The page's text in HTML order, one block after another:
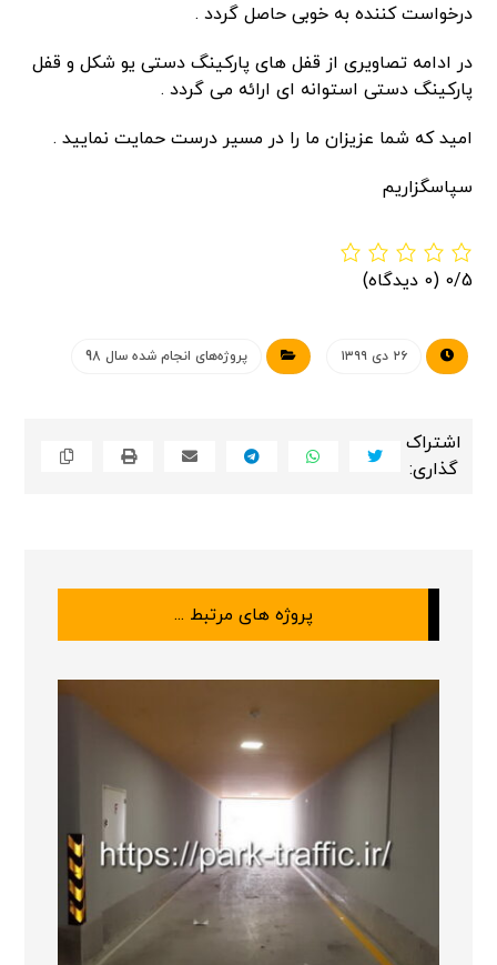
درخواست کننده به خوبی حاصل گردد .
در ادامه تصاویری از قفل های پارکینگ دستی یو شکل و قفل
پارکینگ دستی استوانه ای ارائه می گردد .
امید که شما عزیزان ما را در مسیر درست حمایت نمایید .
سپاسگزاریم
0/5 (0 دیدگاه)
۲۶ دی ۱۳۹۹ پروژه‌های انجام شده سال 98
پروژه های مرتبط ...